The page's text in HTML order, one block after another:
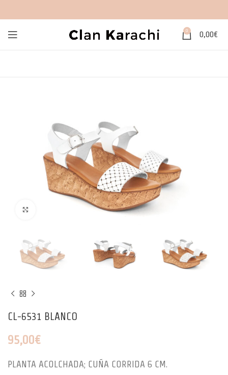
0 0,00€
CL-6531 BLANCO
95,00€
PLANTA ACOLCHADA; CUÑA CORRIDA 6 CM.